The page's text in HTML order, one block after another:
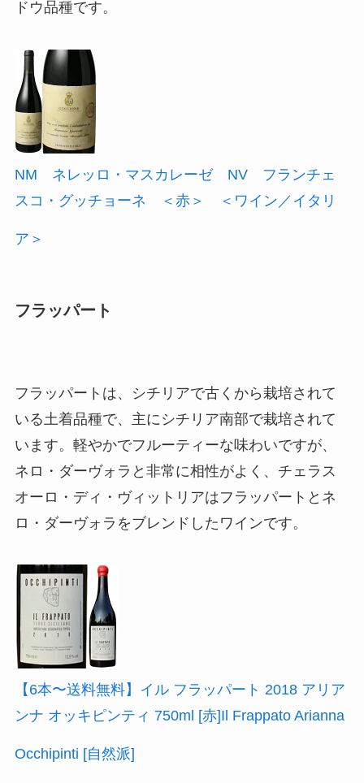
ドウ品種です。
NM ネレッロ・マスカレーゼ NV フランチェ
スコ・グッチョーネ ＜赤＞ ＜ワイン／イタリ
ア＞
フラッパート
フラッパートは、シチリアで古くから栽培されて
いる土着品種で、主にシチリア南部で栽培されて
います。軽やかでフルーティーな味わいですが、
ネロ・ダーヴォラと非常に相性がよく、チェラス
オーロ・ディ・ヴィットリアはフラッパートとネ
ロ・ダーヴォラをブレンドしたワインです。
【6本〜送料無料】イル フラッパート 2018 アリア
ンナ オッキピンティ 750ml [赤]Il Frappato Arianna
Occhipinti [自然派]